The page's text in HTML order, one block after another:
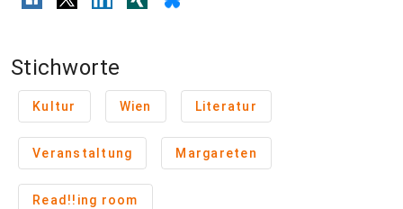
Stichworte
Kultur Wien Literatur
Veranstaltung Margareten
Read!!ing room